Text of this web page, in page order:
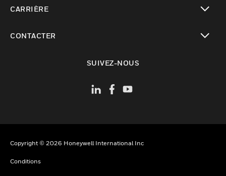
CARRIÈRE
CONTACTER
SUIVEZ-NOUS
Copyright © 2026 Honeywell International Inc
Conditions